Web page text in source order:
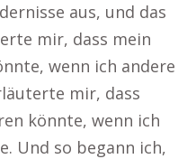
aus, und das
mir, dass mein
wenn ich andere
mir, dass
könnte, wenn ich
Und so begann ich,